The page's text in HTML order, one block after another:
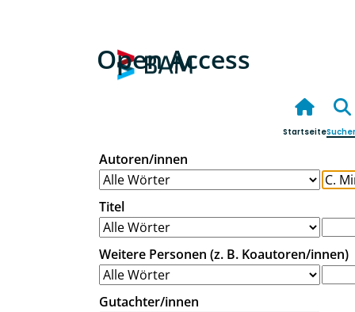
Open Access
Startseite
Autoren/innen
Titel
Weitere Personen (z. B. Koautoren/innen)
Gutachter/innen